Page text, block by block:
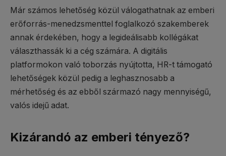
Már számos lehetőség közül válogathatnak az emberi
erőforrás-menedzsmenttel foglalkozó szakemberek
annak érdekében, hogy a legideálisabb kollégákat
választhassák ki a cég számára. A digitális
platformokon való toborzás nyújtotta, HR-t támogató
lehetőségek közül pedig a leghasznosabb a
mérhetőség és az ebből származó nagy mennyiségű,
valós idejű adat.
Kizárandó az emberi tényező?